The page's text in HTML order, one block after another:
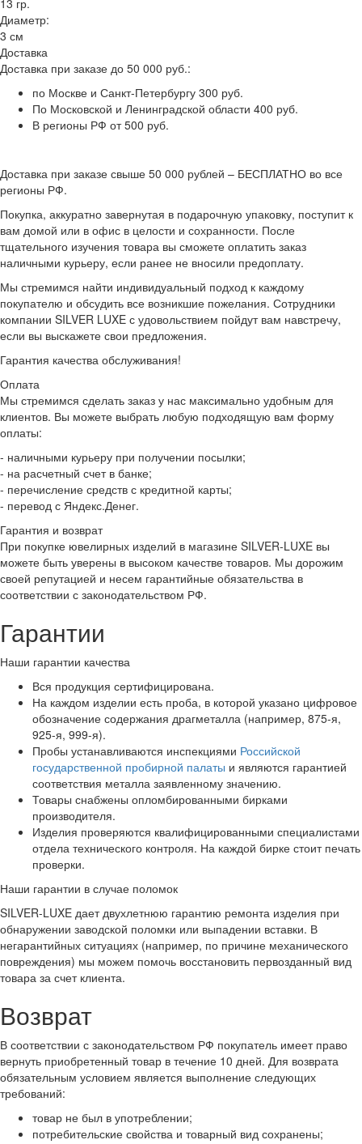
13 гр.
Диаметр:
3 см
Доставка
Доставка при заказе до 50 000 руб.:
по Москве и Санкт-Петербургу 300 руб.
По Московской и Ленинградской области 400 руб.
В регионы РФ от 500 руб.
Доставка при заказе свыше 50 000 рублей – БЕСПЛАТНО во все
регионы РФ.
Покупка, аккуратно завернутая в подарочную упаковку, поступит к
вам домой или в офис в целости и сохранности. После
тщательного изучения товара вы сможете оплатить заказ
наличными курьеру, если ранее не вносили предоплату.
Мы стремимся найти индивидуальный подход к каждому
покупателю и обсудить все возникшие пожелания. Сотрудники
компании SILVER LUXE с удовольствием пойдут вам навстречу,
если вы выскажете свои предложения.
Гарантия качества обслуживания!
Оплата
Мы стремимся сделать заказ у нас максимально удобным для
клиентов. Вы можете выбрать любую подходящую вам форму
оплаты:
- наличными курьеру при получении посылки;
- на расчетный счет в банке;
- перечисление средств с кредитной карты;
- перевод с Яндекс.Денег.
Гарантия и возврат
При покупке ювелирных изделий в магазине SILVER-LUXE вы
можете быть уверены в высоком качестве товаров. Мы дорожим
своей репутацией и несем гарантийные обязательства в
соответствии с законодательством РФ.
Гарантии
Наши гарантии качества
Вся продукция сертифицирована.
На каждом изделии есть проба, в которой указано цифровое
обозначение содержания драгметалла (например, 875-я,
925-я, 999-я).
Пробы устанавливаются инспекциями Российской
государственной пробирной палаты и являются гарантией
соответствия металла заявленному значению.
Товары снабжены опломбированными бирками
производителя.
Изделия проверяются квалифицированными специалистами
отдела технического контроля. На каждой бирке стоит печать
проверки.
Наши гарантии в случае поломок
SILVER-LUXE дает двухлетнюю гарантию ремонта изделия при
обнаружении заводской поломки или выпадении вставки. В
негарантийных ситуациях (например, по причине механического
повреждения) мы можем помочь восстановить первозданный вид
товара за счет клиента.
Возврат
В соответствии с законодательством РФ покупатель имеет право
вернуть приобретенный товар в течение 10 дней. Для возврата
обязательным условием является выполнение следующих
требований:
товар не был в употреблении;
потребительские свойства и товарный вид сохранены;